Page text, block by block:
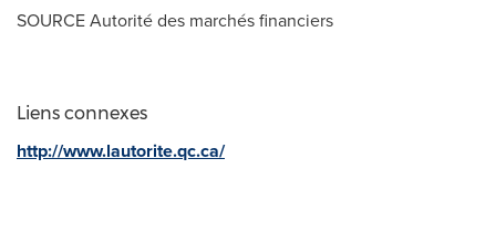
SOURCE Autorité des marchés financiers
Liens connexes
http://www.lautorite.qc.ca/